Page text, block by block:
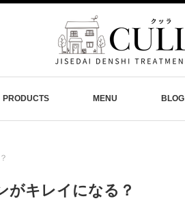
PRODUCTS MENU BLOG
がキレイになる？